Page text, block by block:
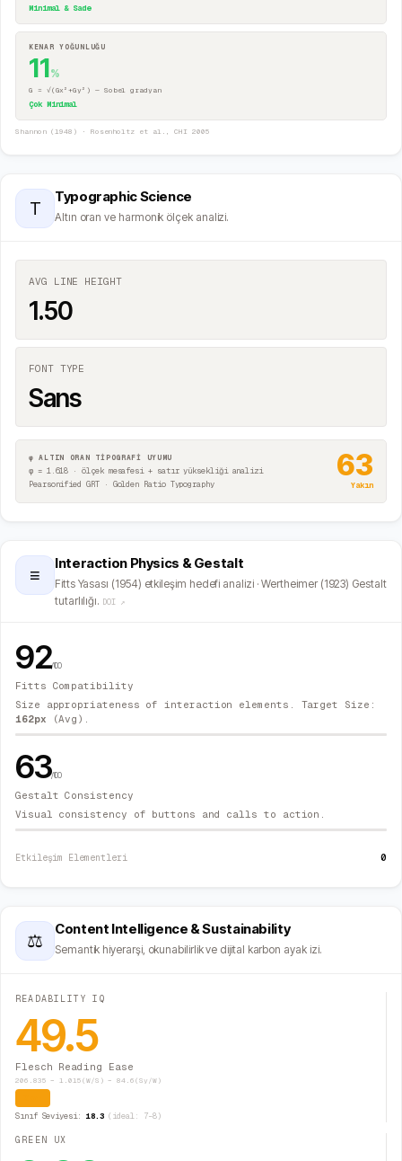
Minimal & Sade
KENAR YOĞUNLUĞU
11%
G = √(Gx²+Gy²) — Sobel gradyan
Çok Minimal
Shannon (1948) · Rosenholtz et al., CHI 2005
T
Typographic Science
Altın oran ve harmonik ölçek analizi.
AVG LINE HEIGHT
1.50
FONT TYPE
Sans
φ ALTIN ORAN TİPOGRAFİ UYUMU
φ = 1.618 · ölçek mesafesi + satır yüksekliği analizi
Pearsonified GRT · Golden Ratio Typography
63
Yakın
≡
Interaction Physics & Gestalt
Fitts Yasası (1954) etkileşim hedefi analizi · Wertheimer (1923) Gestalt
tutarlılığı. DOI ↗
92/100
Fitts Compatibility
Size appropriateness of interaction elements. Target Size:
162px (Avg).
63/100
Gestalt Consistency
Visual consistency of buttons and calls to action.
Etkileşim Elementleri 0
⚖
Content Intelligence & Sustainability
Semantik hiyerarşi, okunabilirlik ve dijital karbon ayak izi.
READABILITY IQ
49.5
Flesch Reading Ease
206.835 − 1.015(W/S) − 84.6(Sy/W)
Sınıf Seviyesi: 18.3(ideal: 7–8)
GREEN UX